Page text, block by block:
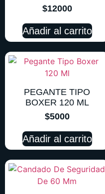
$12000
Añadir al carrito
PEGANTE TIPO
BOXER 120 ML
$5000
Añadir al carrito